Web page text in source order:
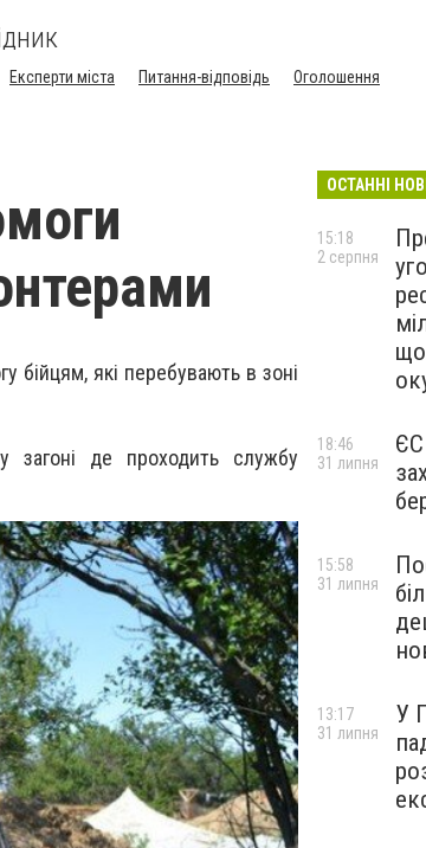
Експерти міста Питання-відповідь Оголошення
бійцям, які перебувають в зоні
загоні де проходить службу
ОСТАННІ
15:18
2 серпня
18:46
31 липня
15:58
31 липня
У
13:17
31 липня